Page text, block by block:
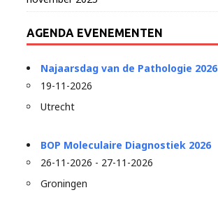
AGENDA EVENEMENTEN
Najaarsdag van de Pathologie 2026
19-11-2026
Utrecht
BOP Moleculaire Diagnostiek 2026
26-11-2026 - 27-11-2026
Groningen